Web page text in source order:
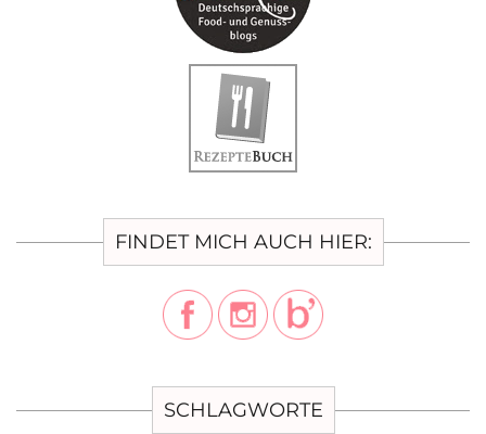
FINDET MICH AUCH HIER:
SCHLAGWORTE